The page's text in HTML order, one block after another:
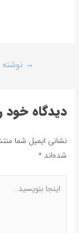
→ نوشته
دیدگاه‌ خود
نشانی ایمیل شما
شده‌اند*